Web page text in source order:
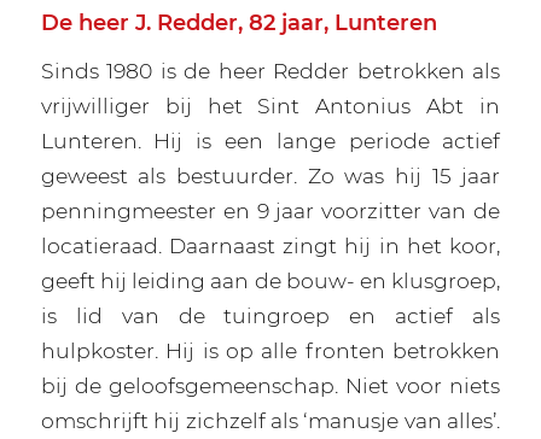
De heer J. Redder, 82 jaar, Lunteren
Sinds 1980 is de heer Redder betrokken als
vrijwilliger bij het Sint Antonius Abt in
Lunteren. Hij is een lange periode actief
geweest als bestuurder. Zo was hij 15 jaar
penningmeester en 9 jaar voorzitter van de
locatieraad. Daarnaast zingt hij in het koor,
geeft hij leiding aan de bouw- en klusgroep,
is lid van de tuingroep en actief als
hulpkoster. Hij is op alle fronten betrokken
bij de geloofsgemeenschap. Niet voor niets
omschrijft hij zichzelf als ‘manusje van alles’.